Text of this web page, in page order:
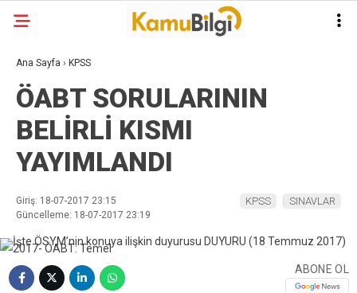
Ana Sayfa › KPSS
ÖABT SORULARININ
BELİRLİ KISMI
YAYIMLANDI
Giriş: 18-07-2017 23:15
Güncelleme: 18-07-2017 23:19
KPSS SINAVLAR
ABONE OL